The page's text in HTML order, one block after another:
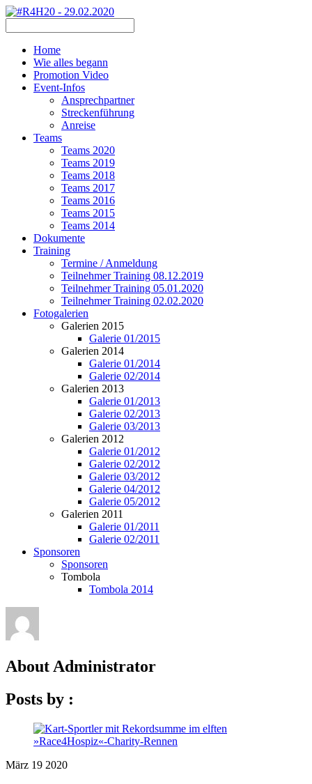
Home
Wie alles begann
Promotion Video
Event-Infos
Ansprechpartner
Streckenführung
Anreise
Teams
Teams 2020
Teams 2019
Teams 2018
Teams 2017
Teams 2016
Teams 2015
Teams 2014
Dokumente
Training
Termine / Anmeldung
Teilnehmer Training 08.12.2019
Teilnehmer Training 05.01.2020
Teilnehmer Training 02.02.2020
Fotogalerien
Galerien 2015
Galerie 01/2015
Galerien 2014
Galerie 01/2014
Galerie 02/2014
Galerien 2013
Galerie 01/2013
Galerie 02/2013
Galerie 03/2013
Galerien 2012
Galerie 01/2012
Galerie 02/2012
Galerie 03/2012
Galerie 04/2012
Galerie 05/2012
Galerien 2011
Galerie 01/2011
Galerie 02/2011
Sponsoren
Sponsoren
Tombola
Tombola 2014
About Administrator
Posts by :
März 19 2020